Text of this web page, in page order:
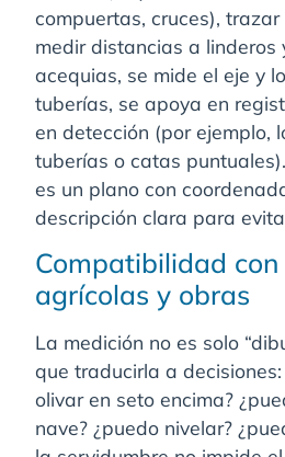
compuertas, cruces),
medir distancias a linderos
acequias, se mide el eje y
tuberías, se apoya en
en detección (por ejemplo,
tuberías o catas
es un plano con
descripción clara para
Compatibilidad con
agrícolas y obras
La medición no es solo
que traducirla a
olivar en seto encima?
nave? ¿puedo nivelar?